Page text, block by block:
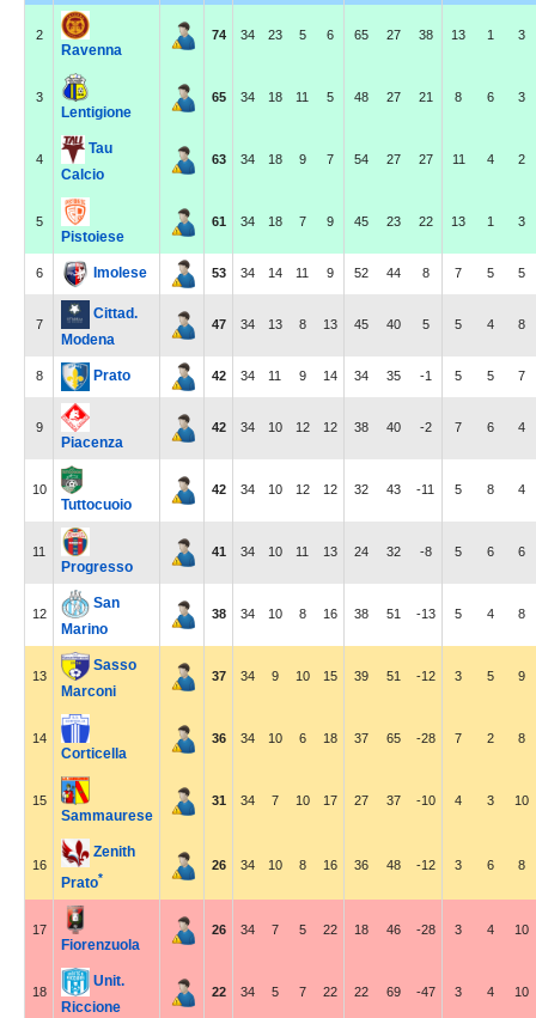
2
Ravenna
74 34 23 5 6 65 27 38 13 1 3
3
Lentigione
65 34 18 11 5 48 27 21 8 6 3
4
Tau
Calcio
63 34 18 9 7 54 27 27 11 4 2
5
Pistoiese
61 34 18 7 9 45 23 22 13 1 3
6 Imolese 53 34 14 11 9 52 44 8 7 5 5
7
Cittad.
Modena
47 34 13 8 13 45 40 5 5 4 8
8 Prato 42 34 11 9 14 34 35 -1 5 5 7
9
Piacenza
42 34 10 12 12 38 40 -2 7 6 4
10
Tuttocuoio
42 34 10 12 12 32 43 -11 5 8 4
11
Progresso
41 34 10 11 13 24 32 -8 5 6 6
12
San
Marino
38 34 10 8 16 38 51 -13 5 4 8
13
Sasso
Marconi
37 34 9 10 15 39 51 -12 3 5 9
14
Corticella
36 34 10 6 18 37 65 -28 7 2 8
15
Sammaurese
31 34 7 10 17 27 37 -10 4 3 10
16
Zenith
Prato*
26 34 10 8 16 36 48 -12 3 6 8
17
Fiorenzuola
26 34 7 5 22 18 46 -28 3 4 10
18
Unit.
Riccione
22 34 5 7 22 22 69 -47 3 4 10